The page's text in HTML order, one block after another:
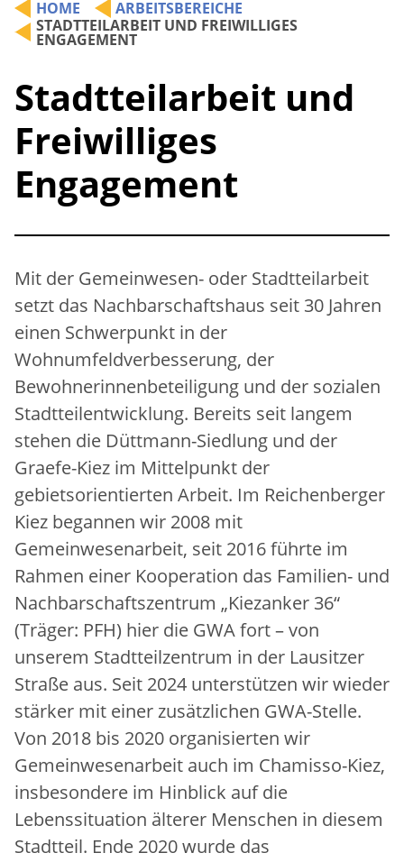
Förderer
HOME
ARBEITSBEREICHE
STADTTEILARBEIT UND FREIWILLIGES
ENGAGEMENT
Stadtteilarbeit und
Freiwilliges
Engagement
Mit der Gemeinwesen- oder Stadtteilarbeit
setzt das Nachbarschaftshaus seit 30 Jahren
einen Schwerpunkt in der
Wohnumfeldverbesserung, der
Bewohnerinnenbeteiligung und der sozialen
Stadtteilentwicklung. Bereits seit langem
stehen die Düttmann-Siedlung und der
Graefe-Kiez im Mittelpunkt der
gebietsorientierten Arbeit. Im Reichenberger
Kiez begannen wir 2008 mit
Gemeinwesenarbeit, seit 2016 führte im
Rahmen einer Kooperation das Familien- und
Nachbarschaftszentrum „Kiezanker 36“
(Träger: PFH) hier die GWA fort – von
unserem Stadtteilzentrum in der Lausitzer
Straße aus. Seit 2024 unterstützen wir wieder
stärker mit einer zusätzlichen GWA-Stelle.
Von 2018 bis 2020 organisierten wir
Gemeinwesenarbeit auch im Chamisso-Kiez,
insbesondere im Hinblick auf die
Lebenssituation älterer Menschen in diesem
Stadtteil. Ende 2020 wurde das